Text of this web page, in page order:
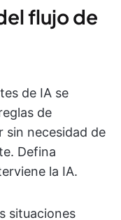
flujo de
de IA se
de
sin necesidad de
Defina
la IA.
situaciones